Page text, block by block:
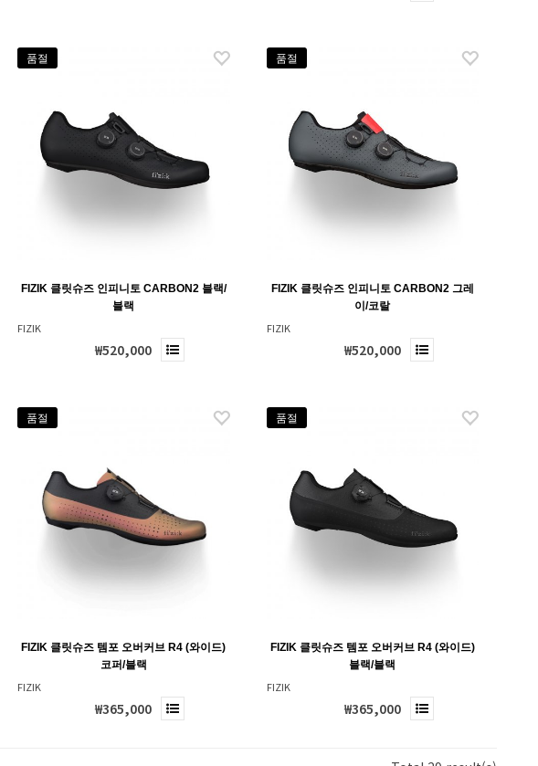
품절
FIZIK 클릿슈즈 인피니토 CARBON2 블랙/
블랙
FIZIK
₩520,000
품절
FIZIK 클릿슈즈 인피니토 CARBON2 그레
이/코랄
FIZIK
₩520,000
품절
FIZIK 클릿슈즈 템포 오버커브 R4 (와이드)
코퍼/블랙
FIZIK
₩365,000
품절
FIZIK 클릿슈즈 템포 오버커브 R4 (와이드)
블랙/블랙
FIZIK
₩365,000